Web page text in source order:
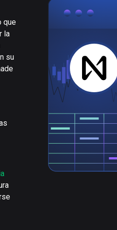
que
la
su